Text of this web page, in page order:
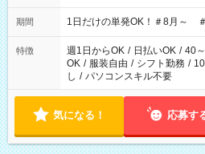
▼18:00～21:00
期間 1日だけの単発OK！＃8月～
特徴 週1日からOK / 日払いOK / 40
OK / 服装自由 / シフト勤務 /
し / パソコンスキル不要
気になる！ 応募す